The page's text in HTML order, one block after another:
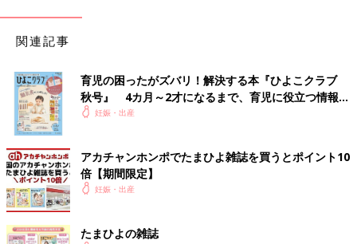
関連記事
育児の困ったがズバリ！解決する本『ひよこクラブ
秋号』 4カ月～2才になるまで、育児に役立つ情報が
いっぱい！
妊娠・出産
アカチャンホンポでたまひよ雑誌を買うとポイント10
倍【期間限定】
妊娠・出産
たまひよの雑誌